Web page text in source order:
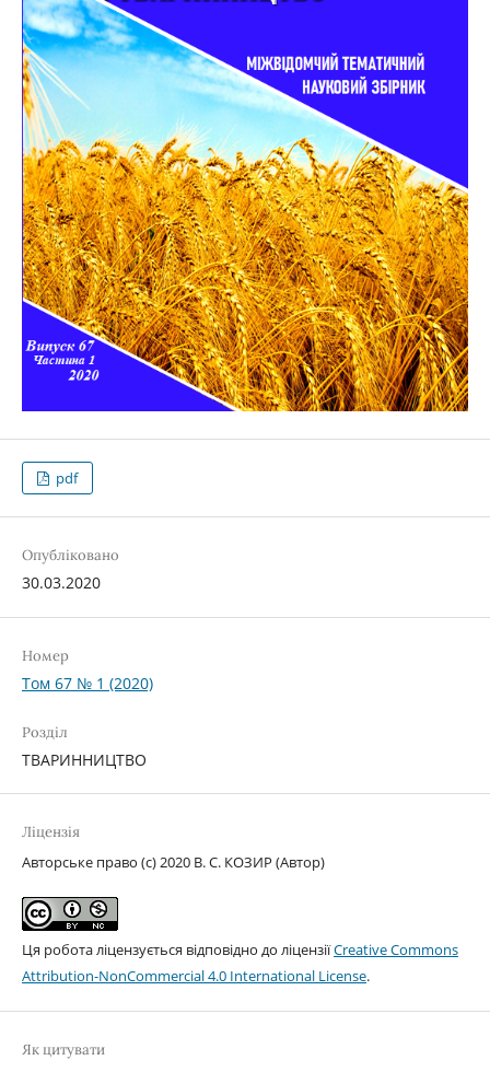
pdf
Опубліковано
30.03.2020
Номер
Том 67 № 1 (2020)
Розділ
ТВАРИННИЦТВО
Ліцензія
Авторське право (c) 2020 В. С. КОЗИР (Автор)
Ця робота ліцензується відповідно до ліцензіїCreative Commons
Attribution-NonCommercial 4.0 International License.
Як цитувати